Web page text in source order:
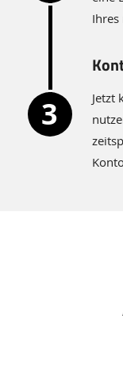
Ihres
Jetzt